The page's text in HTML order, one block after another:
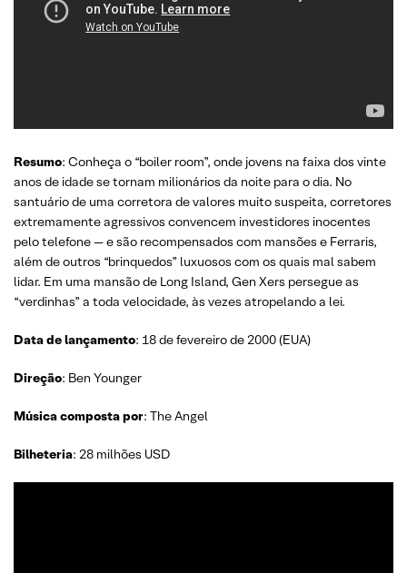
Resumo: Conheça o “boiler room”, onde jovens na faixa dos vinte
anos de idade se tornam milionários da noite para o dia. No
santuário de uma corretora de valores muito suspeita, corretores
extremamente agressivos convencem investidores inocentes
pelo telefone — e são recompensados com mansões e Ferraris,
além de outros “brinquedos” luxuosos com os quais mal sabem
lidar. Em uma mansão de Long Island, Gen Xers persegue as
“verdinhas” a toda velocidade, às vezes atropelando a lei.
Data de lançamento: 18 de fevereiro de 2000 (EUA)
Direção: Ben Younger
Música composta por: The Angel
Bilheteria: 28 milhões USD